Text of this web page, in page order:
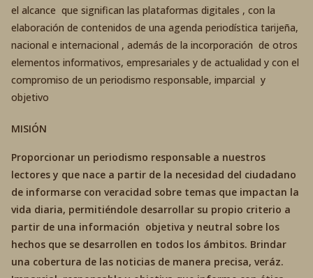
el alcance que significan las plataformas digitales , con la
elaboración de contenidos de una agenda periodística tarijeña,
nacional e internacional , además de la incorporación de otros
elementos informativos, empresariales y de actualidad y con el
compromiso de un periodismo responsable, imparcial y
objetivo
MISIÓN
Proporcionar un periodismo responsable a nuestros
lectores y que nace a partir de la necesidad del ciudadano
de informarse con veracidad sobre temas que impactan la
vida diaria, permitiéndole desarrollar su propio criterio a
partir de una información objetiva y neutral sobre los
hechos que se desarrollen en todos los ámbitos. Brindar
una cobertura de las noticias de manera precisa, veráz.